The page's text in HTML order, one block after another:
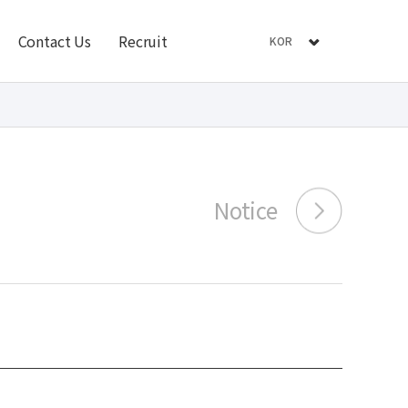
Contact Us Recruit KOR
Notice